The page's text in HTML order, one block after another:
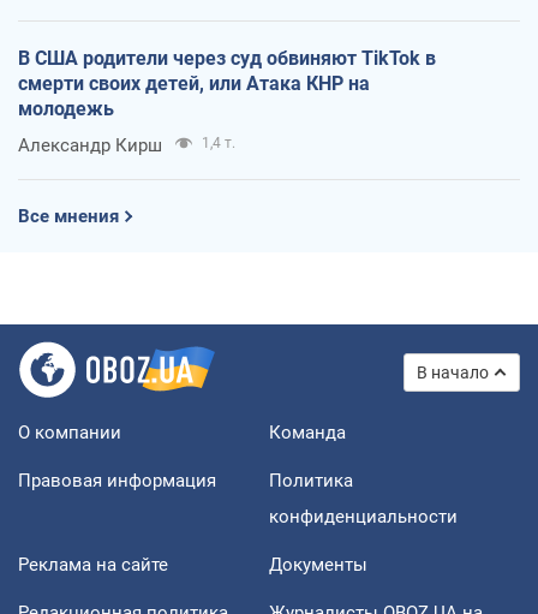
В США родители через суд обвиняют TikTok в
смерти своих детей, или Атака КНР на
молодежь
Александр Кирш 1,4 т.
Все мнения
В начало
О компании Команда
Правовая информация
Политика
конфиденциальности
Реклама на сайте Документы